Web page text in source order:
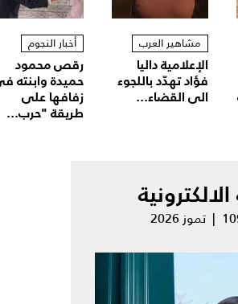
مشاهير العرب
الإعلامية داليا
فؤاد تهدّد باللجوء
الى القضاء...
أخبار النجوم
رقص محمود
حميدة وابنته
زفافها على
طريقة "حرب...